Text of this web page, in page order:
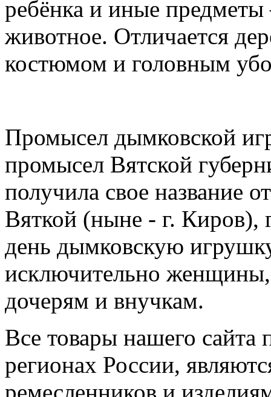
ребёнка и иные
животное. Отличается
костюмом и головным
Промысел дымковской
промысел Вятской
получила свое название
Вяткой (ныне - г. Киров),
день дымковскую
исключительно женщины,
дочерям и внучкам.
Все товары нашего сайта
регионах России,
ремесленников и